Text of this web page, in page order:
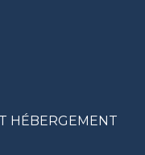
HÉBERGEMENT